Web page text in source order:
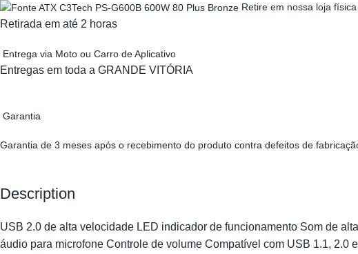
Retire em nossa loja física
Retirada em até 2 horas
Entrega via Moto ou Carro de Aplicativo
Entregas em toda a GRANDE VITÓRIA
Garantia
Garantia de 3 meses após o recebimento do produto contra defeitos de
Description
USB 2.0 de alta velocidade LED indicador de funcionamento Som de
áudio para microfone Controle de volume Compatível com USB 1.1, 2.0